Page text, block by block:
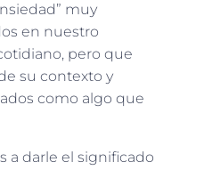
muy
en nuestro
pero que
su contexto y
como algo que
a darle el significado